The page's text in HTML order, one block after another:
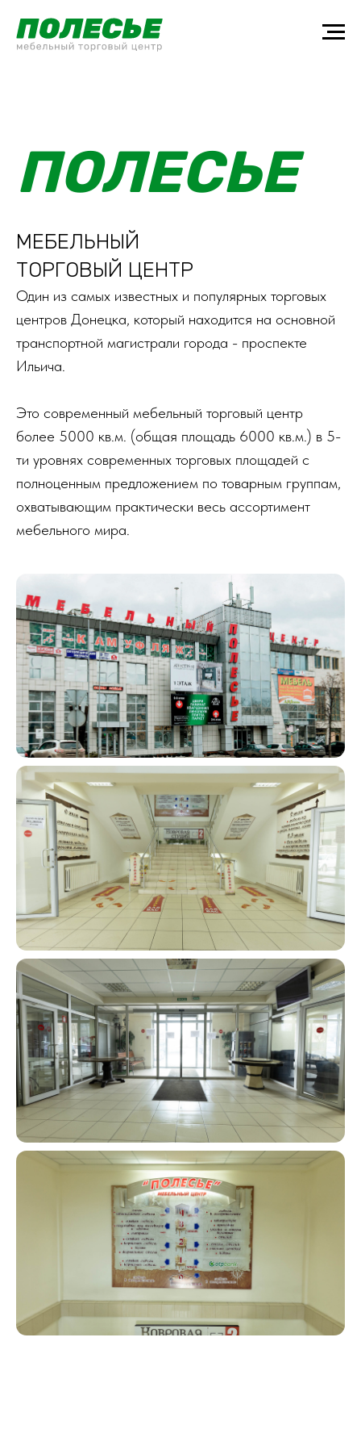
ПОЛЕСЬЕ
МЕБЕЛЬНЫЙ
ТОРГОВЫЙ ЦЕНТР
Один из самых известных и популярных торговых
центров Донецка, который находится на основной
транспортной магистрали города - проспекте
Ильича.
Это современный мебельный торговый центр
более 5000 кв.м. (общая площадь 6000 кв.м.) в 5-
ти уровнях современных торговых площадей с
полноценным предложением по товарным группам,
охватывающим практически весь ассортимент
мебельного мира.